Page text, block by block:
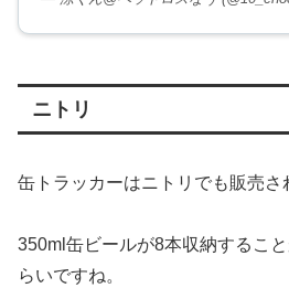
ニトリ
缶トラッカーはニトリでも販売さ
350ml缶ビールが8本収納するこ
らいですね。